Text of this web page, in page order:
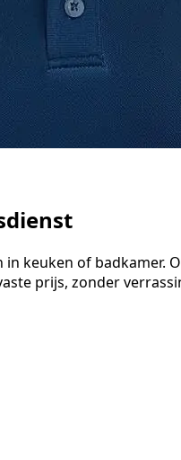
keuken of
prijs, zonder